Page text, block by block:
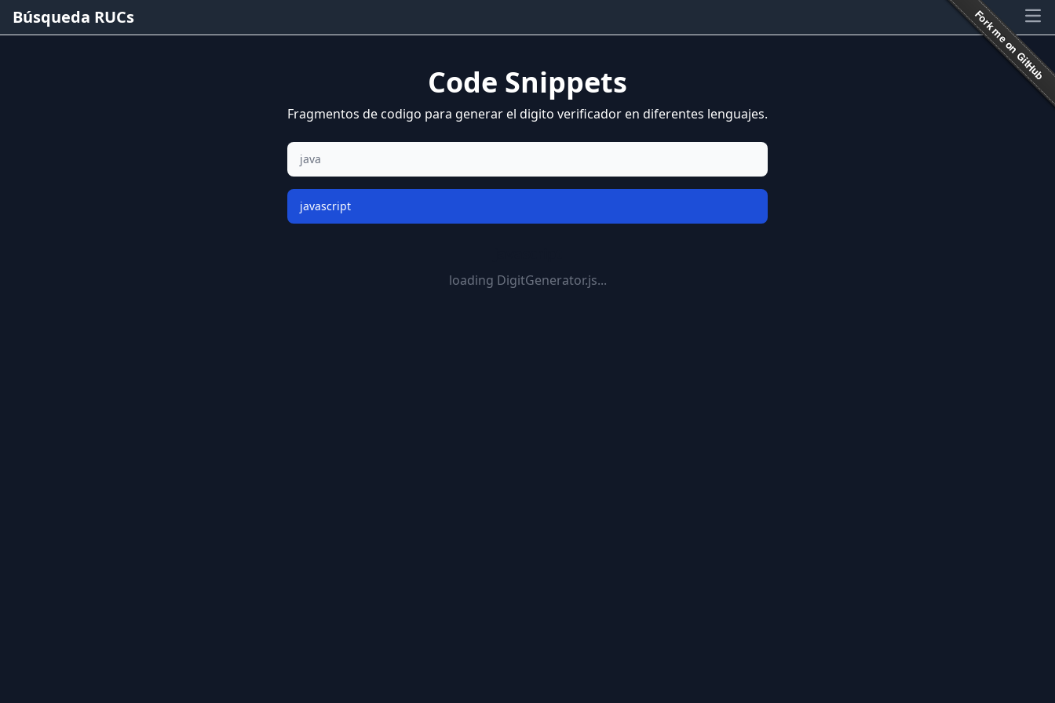
Búsqueda RUCs
Code Snippets
Fragmentos de codigo para generar el digito verificador en diferentes lenguajes.
java
javascript
loading DigitGenerator.js...